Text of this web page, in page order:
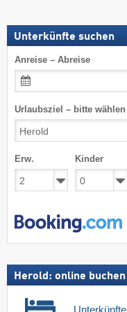
Unterkünfte suchen
Anreise – Abreise
Urlaubsziel – bitte wählen
Erw. Kinder
Herold: online buchen
Unterkünfte